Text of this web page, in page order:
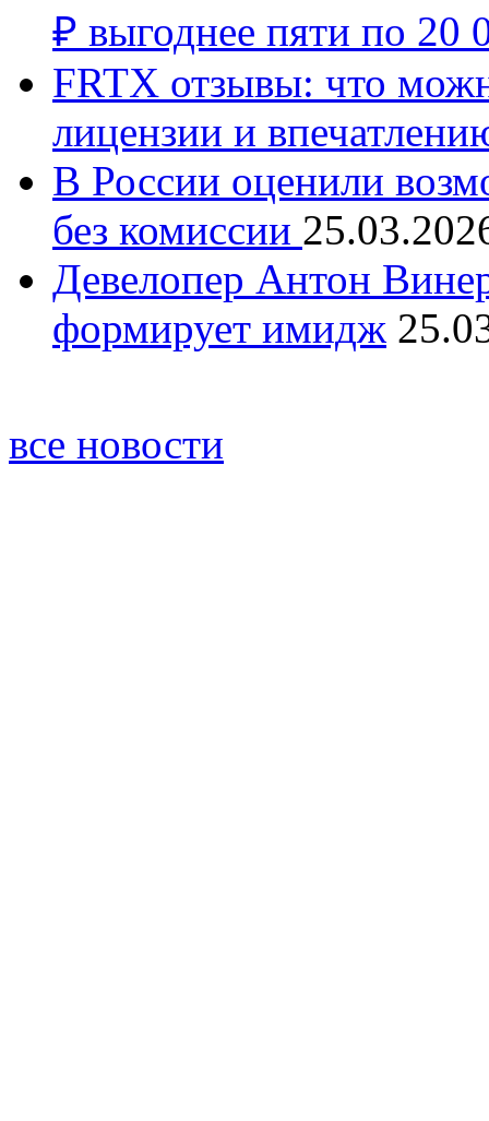
₽ выгоднее пяти по 20
FRTX отзывы: что
лицензии и
В России оценили
без комиссии
Девелопер Антон
формирует имидж
все новости